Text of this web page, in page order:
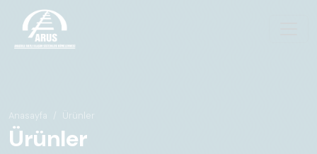
Anasayfa Ürünler
Ürünler